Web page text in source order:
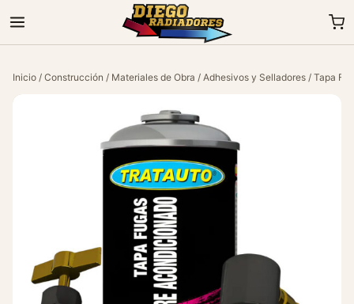
Inicio / Construcción / Materiales de Obra / Adhesivos y Selladores / Tapa